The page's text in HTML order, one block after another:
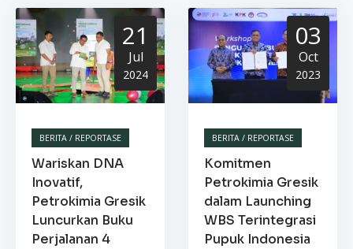
21
Jul
2024
BERITA / REPORTASE
Wariskan DNA
Inovatif,
Petrokimia Gresik
Luncurkan Buku
Perjalanan 4
03
Oct
2023
BERITA / REPORTASE
Komitmen
Petrokimia Gresik
dalam Launching
WBS Terintegrasi
Pupuk Indonesia